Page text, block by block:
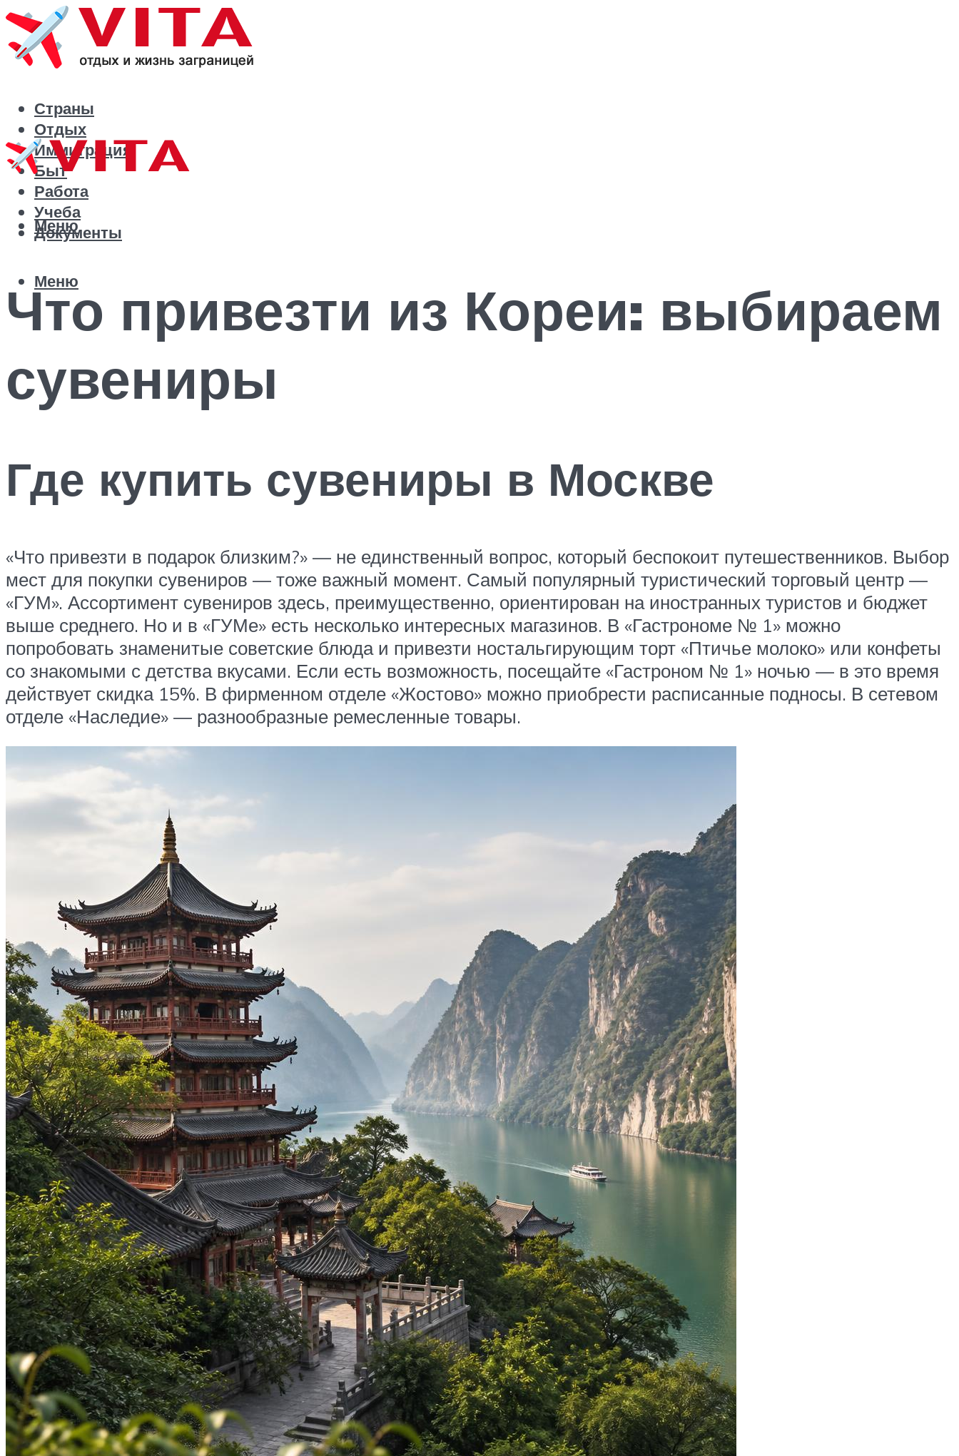
Страны
Отдых
Иммиграция
Быт
Работа
Учеба
Документы
Меню
Меню
Что привезти из Кореи: выбираем
сувениры
Где купить сувениры в Москве
«Что привезти в подарок близким?» — не единственный вопрос, который беспокоит путешественников. Выбор
мест для покупки сувениров — тоже важный момент. Самый популярный туристический торговый центр —
«ГУМ». Ассортимент сувениров здесь, преимущественно, ориентирован на иностранных туристов и бюджет
выше среднего. Но и в «ГУМе» есть несколько интересных магазинов. В «Гастрономе № 1» можно
попробовать знаменитые советские блюда и привезти ностальгирующим торт «Птичье молоко» или конфеты
со знакомыми с детства вкусами. Если есть возможность, посещайте «Гастроном № 1» ночью — в это время
действует скидка 15%. В фирменном отделе «Жостово» можно приобрести расписанные подносы. В сетевом
отделе «Наследие» — разнообразные ремесленные товары.